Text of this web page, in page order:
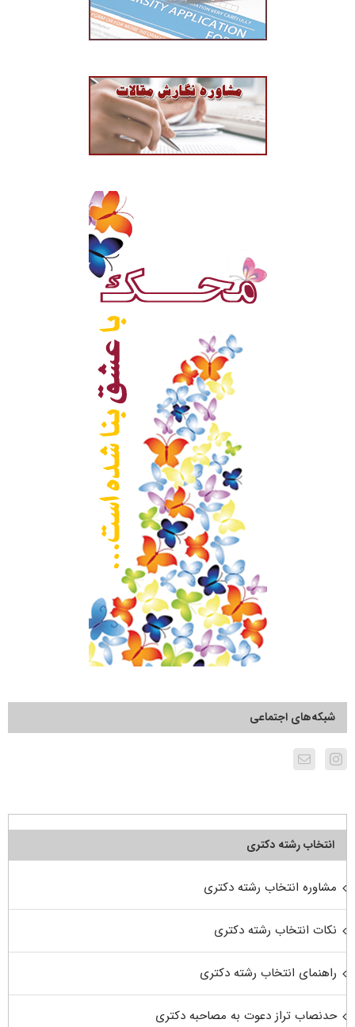
شبکه‌های اجتماعی
انتخاب رشته دکتری
مشاوره انتخاب رشته دکتری
نکات انتخاب رشته دکتری
راهنمای انتخاب رشته دکتری
حدنصاب تراز دعوت به مصاحبه دکتری